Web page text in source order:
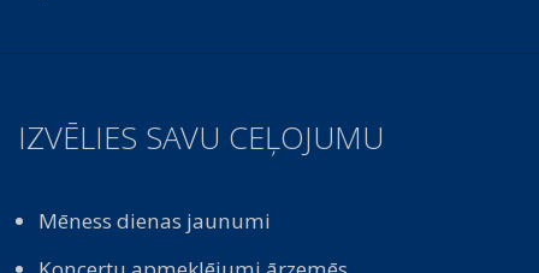
IZVĒLIES SAVU CEĻOJUMU
Mēness dienas jaunumi